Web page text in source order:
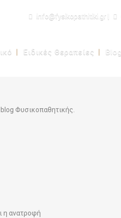
info@fysikopathitiki.gr |
Ειδικές Θεραπείες Blog
Φυσικοπαθητικής.
η ανατροφή